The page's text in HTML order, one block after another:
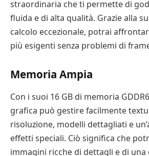
straordinaria che ti permette di
fluida e di alta qualità. Grazie alla
calcolo eccezionale, potrai
più esigenti senza problemi di
Memoria Ampia
Con i suoi 16 GB di memoria
grafica può gestire facilmente
risoluzione, modelli dettagliati e
effetti speciali. Ciò significa che
immagini ricche di dettagli e di una